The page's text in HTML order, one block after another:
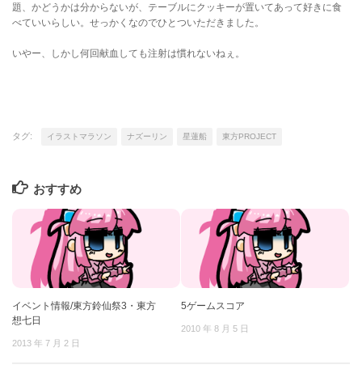
題、かどうかは分からないが、テーブルにクッキーが置いてあって好きに食
べていいらしい。せっかくなのでひとついただきました。
いやー、しかし何回献血しても注射は慣れないねぇ。
タグ: イラストマラソン ナズーリン 星蓮船 東方PROJECT
おすすめ
イベント情報/東方鈴仙祭3・東方
想七日
2013 年 7 月 2 日
5ゲームスコア
2010 年 8 月 5 日